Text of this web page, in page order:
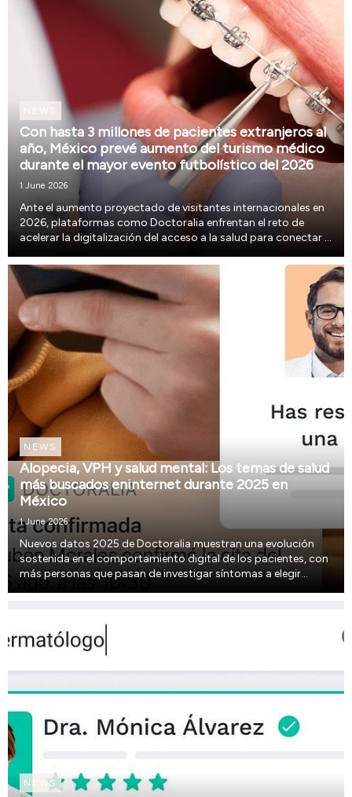
Con hasta 3 millones de pacientes extranjeros al
año, México prevé aumento del turismo médico
durante el mayor evento futbolístico del 2026
1 June 2026
Ante el aumento proyectado de visitantes internacionales en
2026, plataformas como Doctoralia enfrentan el reto de
acelerar la digitalización del acceso a la salud para conectar a
NEWS
Alopecia, VPH y salud mental: Los temas de salud
más buscados eninternet durante 2025 en
México
1 June 2026
Nuevos datos 2025 de Doctoralia muestran una evolución
sostenida en el comportamiento digital de los pacientes, con
más personas que pasan de investigar síntomas a elegir
NEWS